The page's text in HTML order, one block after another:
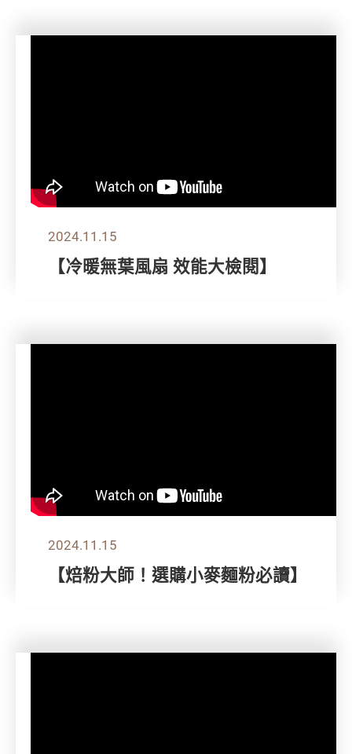
2024.11.15
【冷暖無葉風扇 效能大檢閱】
2024.11.15
【焙粉大師！選購小麥麵粉必讀】